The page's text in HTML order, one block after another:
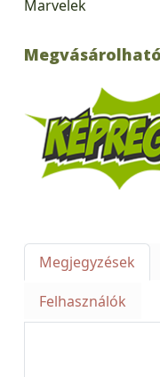
Megvásárolható
Megjegyzések
Felhasználók